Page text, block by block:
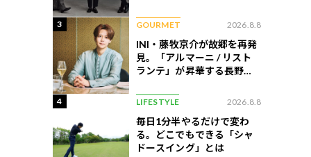
3 GOURMET 2026.8.8
INI・藤牧京介が故郷を再発
見。「アルマーニ / リスト
ランテ」が昇華する長野の
4 LIFESTYLE 2026.8.8
毎日1分半やるだけで変わ
る。どこでもできる「シャ
ドースイング」とは